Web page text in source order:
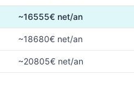
~16555€ net/an
~18680€ net/an
~20805€ net/an